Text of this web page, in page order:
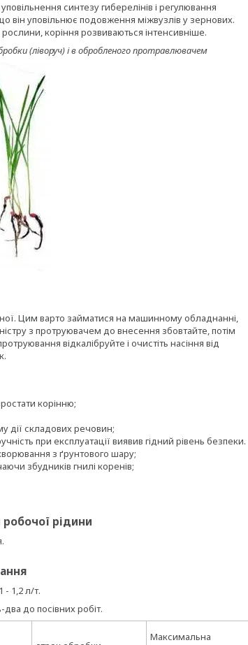
синтезу гиберелінів і регулювання
уповільнює подовження міжвузлів у зернових.
коріння розвиваються інтенсивніше.
(ліворуч) і в обробленого протравлювачем
Цим варто займатися на машинному обладнанні,
з протруювачем до внесення збовтайте, потім
відкалібруйте і очистіть насіння від
корінню;
дії складових речовин;
при експлуатації виявив гідний рівень безпеки.
з ґрунтового шару;
збудників гнилі коренів;
рідини
- 1,2 л/т.
до посівних робіт.
Максимальна